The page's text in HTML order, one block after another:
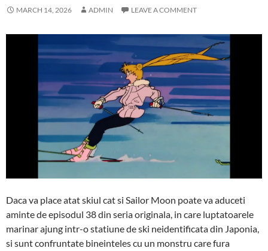
MARCH 14, 2026 ADMIN LEAVE A COMMENT
Daca va place atat skiul cat si Sailor Moon poate va aduceti
aminte de episodul 38 din seria originala, in care luptatoarele
marinar ajung intr-o statiune de ski neidentificata din Japonia,
si sunt confruntate bineinteles cu un monstru care fura